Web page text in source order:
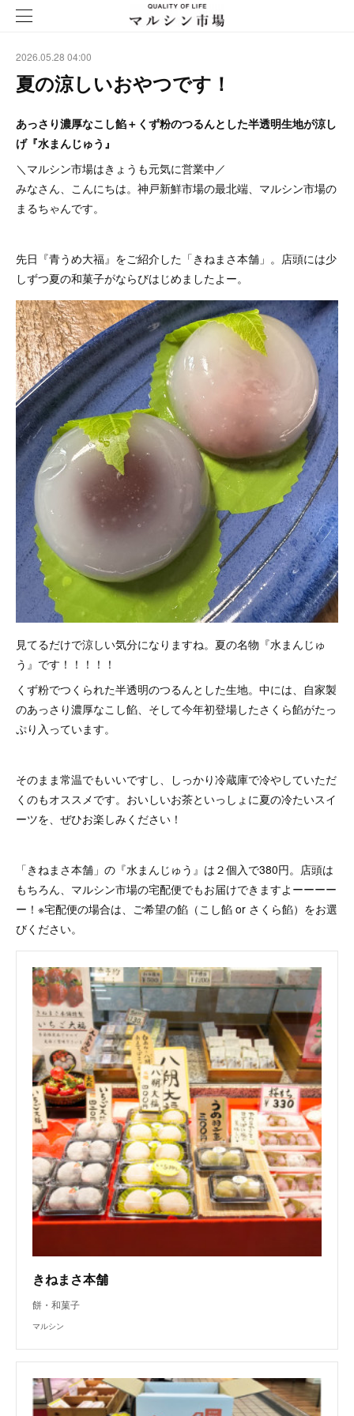
2026.05.28 04:00
夏の涼しいおやつです！
あっさり濃厚なこし餡＋くず粉のつるんとした半透明生地が涼し
げ『水まんじゅう』
＼マルシン市場はきょうも元気に営業中／
みなさん、こんにちは。神戸新鮮市場の最北端、マルシン市場の
まるちゃんです。
先日『青うめ大福』をご紹介した「きねまさ本舗」。店頭には少
しずつ夏の和菓子がならびはじめましたよー。
見てるだけで涼しい気分になりますね。夏の名物『水まんじゅ
う』です！！！！！
くず粉でつくられた半透明のつるんとした生地。中には、自家製
のあっさり濃厚なこし餡、そして今年初登場したさくら餡がたっ
ぷり入っています。
そのまま常温でもいいですし、しっかり冷蔵庫で冷やしていただ
くのもオススメです。おいしいお茶といっしょに夏の冷たいスイ
ーツを、ぜひお楽しみください！
「きねまさ本舗」の『水まんじゅう』は２個入で380円。店頭は
もちろん、マルシン市場の宅配便でもお届けできますよーーーー
ー！※宅配便の場合は、ご希望の餡（こし餡 or さくら餡）をお選
びください。
きねまさ本舗
餅・和菓子
マルシン